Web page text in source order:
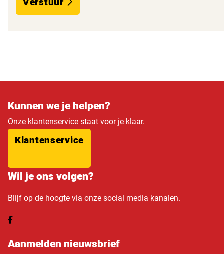
Kunnen we je helpen?
Onze klantenservice staat voor je klaar.
Klantenservice
Wil je ons volgen?
Blijf op de hoogte via onze social media kanalen.
Aanmelden nieuwsbrief